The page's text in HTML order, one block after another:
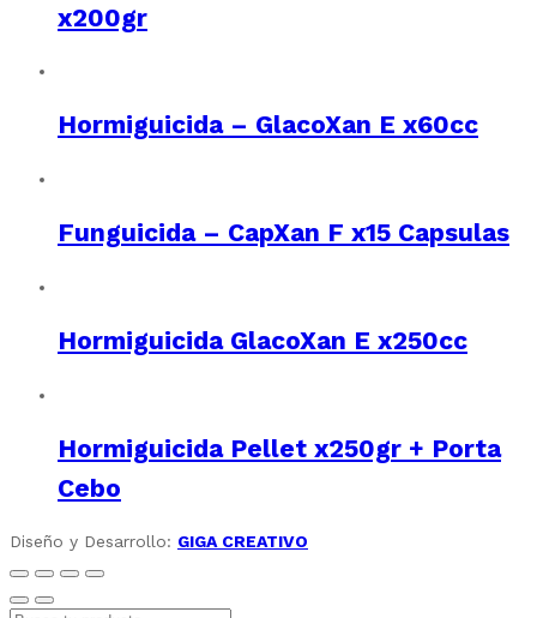
x200gr
Hormiguicida – GlacoXan E x60cc
Funguicida – CapXan F x15 Capsulas
Hormiguicida GlacoXan E x250cc
Hormiguicida Pellet x250gr + Porta
Cebo
Diseño y Desarrollo: GIGA CREATIVO